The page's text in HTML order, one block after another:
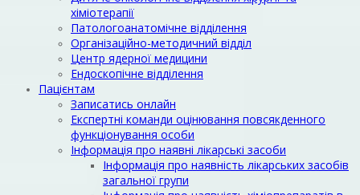
хіміотерапії
Патологоанатомічне відділення
Організаційно-методичний відділ
Центр ядерної медицини
Ендоскопічне відділення
Пацієнтам
Записатись онлайн
Експертні команди оцінювання повсякденного
функціонування особи
Інформація про наявні лікарські засоби
Інформація про наявність лікарських засобів
загальної групи